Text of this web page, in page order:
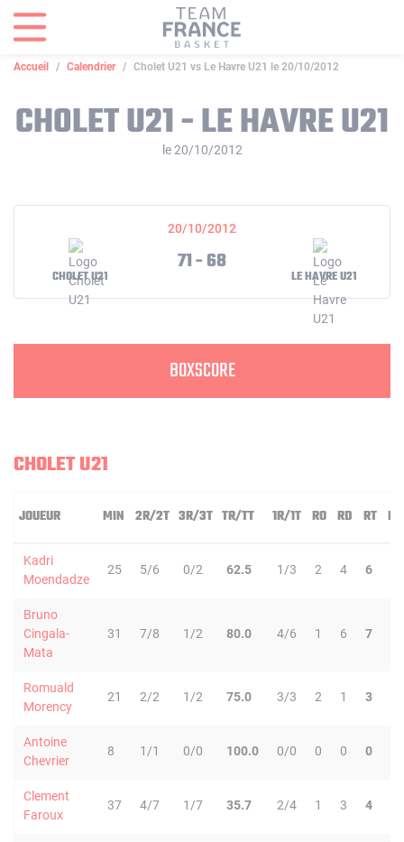
Accueil Calendrier Cholet U21 vs Le Havre U21 le 20/10/2012
CHOLET U21 - LE HAVRE U21
le 20/10/2012
20/10/2012
CHOLET U21
71 - 68
LE HAVRE U21
BOXSCORE
CHOLET U21
JOUEUR MIN 2R/2T 3R/3T TR/TT 1R/1T RO RD RT PD
Kadri
Moendadze
25 5/6 0/2 62.5 1/3 2 4 6
Bruno
Cingala-
Mata
31 7/8 1/2 80.0 4/6 1 6 7
Romuald
Morency
21 2/2 1/2 75.0 3/3 2 1 3
Antoine
Chevrier
8 1/1 0/0 100.0 0/0 0 0 0
Clement
Faroux
37 4/7 1/7 35.7 2/4 1 3 4
Panneau de gestion des cookies